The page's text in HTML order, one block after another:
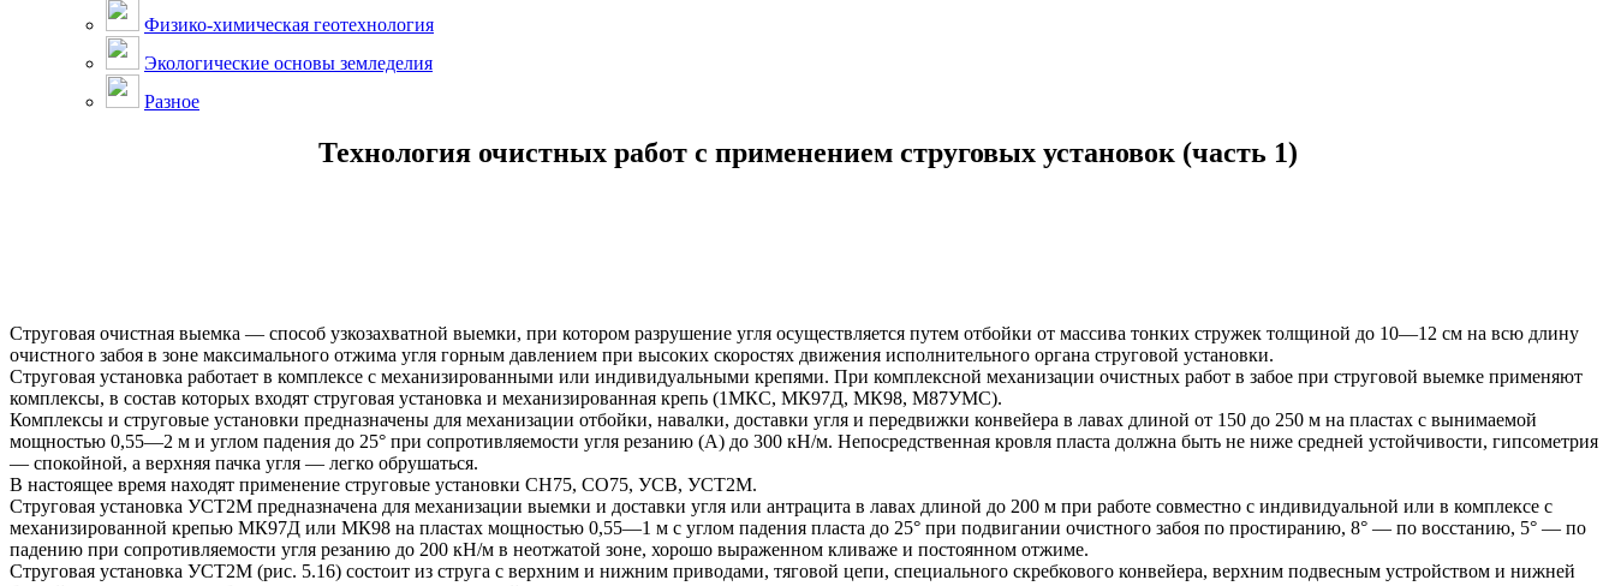
Физико-химическая геотехнология
Экологические основы земледелия
Разное
Технология очистных работ с применением струговых установок (часть 1)
Струговая очистная выемка — способ узкозахватной выемки, при котором разрушение угля осуществляется путем отбойки от массива тонких стружек толщиной до 10—12 см на всю длину
очистного забоя в зоне максимального отжима угля горным давлением при высоких скоростях движения исполнительного органа струговой установки.
Струговая установка работает в комплексе с механизированными или индивидуальными крепями. При комплексной механизации очистных работ в забое при струговой выемке применяют
комплексы, в состав которых входят струговая установка и механизированная крепь (1МКС, МК97Д, МК98, М87УМС).
Комплексы и струговые установки предназначены для механизации отбойки, навалки, доставки угля и передвижки конвейера в лавах длиной от 150 до 250 м на пластах с вынимаемой
мощностью 0,55—2 м и углом падения до 25° при сопротивляемости угля резанию (А) до 300 кН/м. Непосредственная кровля пласта должна быть не ниже средней устойчивости, гипсометрия
— спокойной, а верхняя пачка угля — легко обрушаться.
В настоящее время находят применение струговые установки СН75, СО75, УСВ, УСТ2М.
Струговая установка УСТ2М предназначена для механизации выемки и доставки угля или антрацита в лавах длиной до 200 м при работе совместно с индивидуальной или в комплексе с
механизированной крепью МК97Д или МК98 на пластах мощностью 0,55—1 м с углом падения пласта до 25° при подвигании очистного забоя по простиранию, 8° — по восстанию, 5° — по
падению при сопротивляемости угля резанию до 200 кН/м в неотжатой зоне, хорошо выраженном кливаже и постоянном отжиме.
Струговая установка УСТ2М (рис. 5.16) состоит из струга с верхним и нижним приводами, тяговой цепи, специального скребкового конвейера, верхним подвесным устройством и нижней